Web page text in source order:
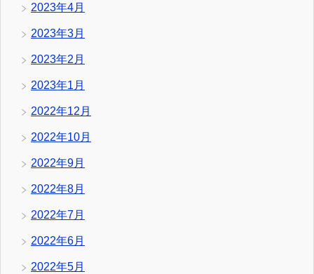
2023年4月
2023年3月
2023年2月
2023年1月
2022年12月
2022年10月
2022年9月
2022年8月
2022年7月
2022年6月
2022年5月